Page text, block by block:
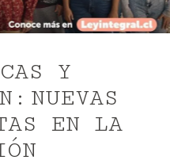
Y
NUEVAS
EN LA